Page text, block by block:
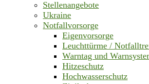
Stellenangebote
Ukraine
Notfallvorsorge
Eigenvorsorge
Leuchttürme /
Warntag und
Hitzeschutz
Hochwasserschutz